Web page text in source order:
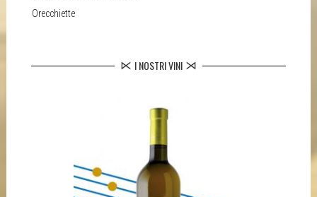
Orecchiette
I NOSTRI VINI